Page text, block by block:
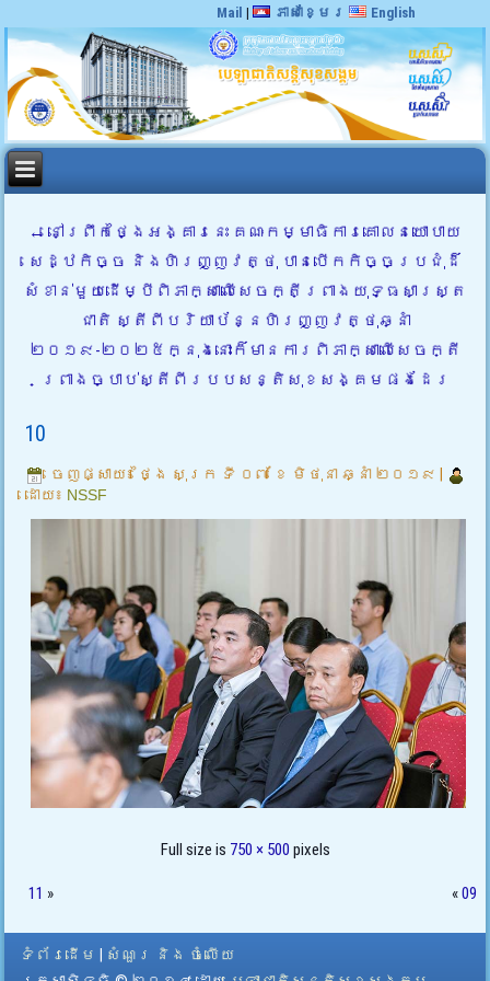
Mail | ភាសាខ្មែរ English
← នៅព្រឹកថ្ងៃអង្គារនេះ គណៈកម្មាធិការគោលនយោបាយ
សេដ្ឋកិច្ច និងហិរញ្ញវត្ថុ បានបើកកិច្ចប្រជុំដ៏
សំខាន់មួយដើម្បីពិភាក្សាលើសេចក្តីព្រាងយុទ្ធសាស្រ្ត
ជាតិ ស្តីពីបរិយាប័ន្នហិរញ្ញវត្ថុឆ្នាំ
២០១៩-២០២៥ក្នុងនោះក៏មានការពិភាក្សាលើសេចក្តី
ព្រាងច្បាប់ស្តីពីរបបសន្តិសុខសង្គមផងដែរ
10
ចេញផ្សាយ៖ ថ្ងៃ សុក្រ ទី ០៧ ខែ មិថុនា ឆ្នាំ ២០១៩
ដោយ៖ NSSF
Full size is 750 × 500 pixels
11 » «09
ទំព័រដើម
សំណួរ និង ចំលើយ